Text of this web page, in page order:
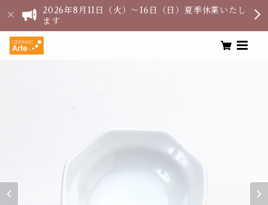
2026年8月11日（火）〜16日（日）夏季休業いたし
ます